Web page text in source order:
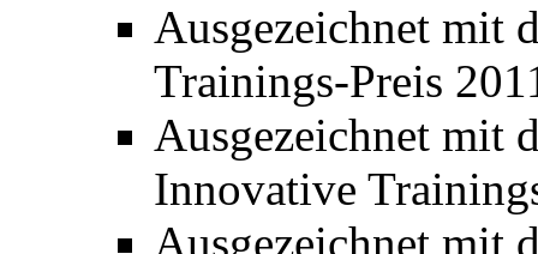
Ausgezeichnet mit
Trainings-Preis
Ausgezeichnet mit
Innovative
Ausgezeichnet mit